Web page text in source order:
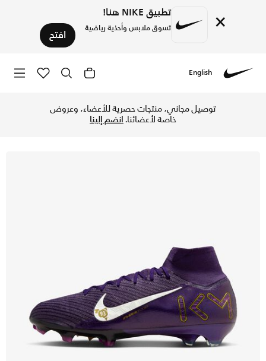
× تطبيق NIKE هنا!
تسوق ملابس وأحذية رياضية افتح
English
توصيل مجاني، منتجات حصرية للأعضاء، وعروض
خاصة لأعضائنا.انضم إلينا